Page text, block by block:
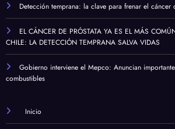
Detección temprana: la clave para frenar el cáncer
EL CÁNCER DE PRÓSTATA YA ES EL MÁS
CHILE: LA DETECCIÓN TEMPRANA SALVA VIDAS
Gobierno interviene el Mepco: Anuncian
combustibles
Inicio